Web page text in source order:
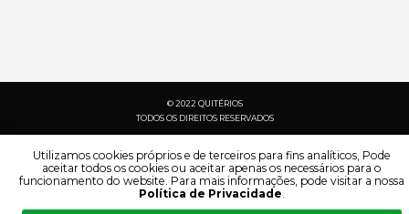
© 2022 QUITÉRIOS
TODOS OS DIREITOS RESERVADOS
Utilizamos cookies próprios e de terceiros para fins analíticos, Pode
aceitar todos os cookies ou aceitar apenas os necessários para o
funcionamento do website. Para mais informações, pode visitar a nossa
Política de Privacidade.